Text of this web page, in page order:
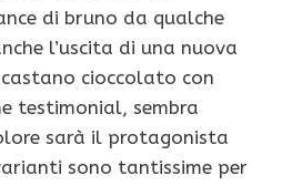
di bruno da qualche
l’uscita di una nuova
cioccolato con
testimonial, sembra
sarà il protagonista
sono tantissime per